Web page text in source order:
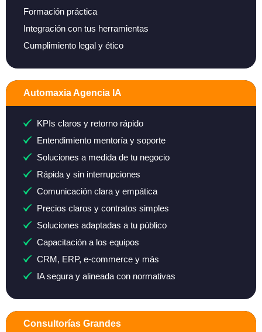
Formación práctica
Integración con tus herramientas
Cumplimiento legal y ético
Automaxia Agencia IA
KPIs claros y retorno rápido
Entendimiento mentoría y soporte
Soluciones a medida de tu negocio
Rápida y sin interrupciones
Comunicación clara y empática
Precios claros y contratos simples
Soluciones adaptadas a tu público
Capacitación a los equipos
CRM, ERP, e-commerce y más
IA segura y alineada con normativas
Consultorías Grandes